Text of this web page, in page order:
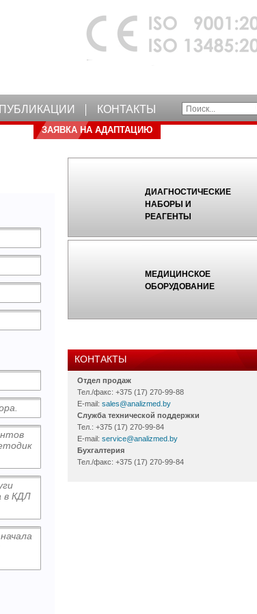
ЗАЯВКА НА АДАПТАЦИЮ
ПУБЛИКАЦИИ КОНТАКТЫ
ДИАГНОСТИЧЕСКИЕ
НАБОРЫ И
РЕАГЕНТЫ
МЕДИЦИНСКОЕ
ОБОРУДОВАНИЕ
КОНТАКТЫ
Отдел продаж
Тел./факс: +375 (17) 270-99-88
E-mail: sales@analizmed.by
Служба технической поддержки
Тел.: +375 (17) 270-99-84
E-mail: service@analizmed.by
Бухгалтерия
Тел./факс: +375 (17) 270-99-84